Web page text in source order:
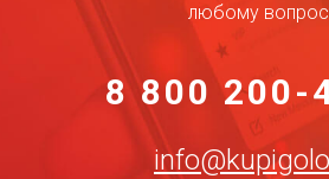
любому
8 800 200-